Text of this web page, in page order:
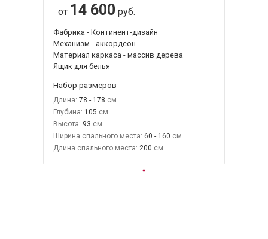
от 14 600 руб.
Фабрика - Континент-дизайн
Механизм - аккордеон
Материал каркаса - массив дерева
Ящик для белья
Набор размеров
Длина: 78 - 178
Глубина: 105
Высота: 93
Ширина спального места: 60 - 160
Длина спального места: 200